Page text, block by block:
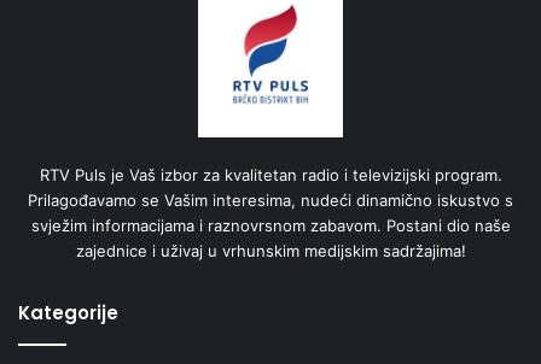
RTV Puls je Vaš izbor za kvalitetan radio i televizijski program.
Prilagođavamo se Vašim interesima, nudeći dinamično iskustvo s
svježim informacijama i raznovrsnom zabavom. Postani dio naše
zajednice i uživaj u vrhunskim medijskim sadržajima!
Kategorije